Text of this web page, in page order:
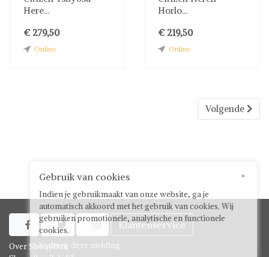
Here...
€ 279,50
Online
Horlo...
€ 219,50
Online
Volgende
   Klantenservice
Over ShwayBox
×
Gebruik van cookies
Indien je gebruikmaakt van onze website, ga je
automatisch akkoord met het gebruik van cookies. Wij
gebruiken promotionele, analytische en functionele
cookies.
Verberg deze melding